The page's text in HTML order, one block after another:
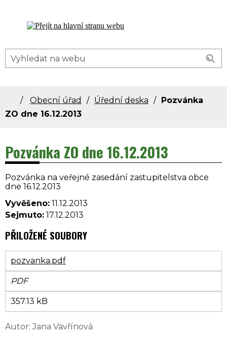
Dolní Bečva - oficiální stránky obce
Obecní úřad Úřední deska
Pozvánka
ZO dne 16.12.2013
Pozvánka ZO dne 16.12.2013
Pozvánka na veřejné zasedání zastupitelstva obce
dne 16.12.2013
Vyvěšeno: 11.12.2013
Sejmuto: 17.12.2013
PŘILOŽENÉ SOUBORY
pozvanka.pdf
PDF
357.13 kB
Autor: Jana Vavřínová